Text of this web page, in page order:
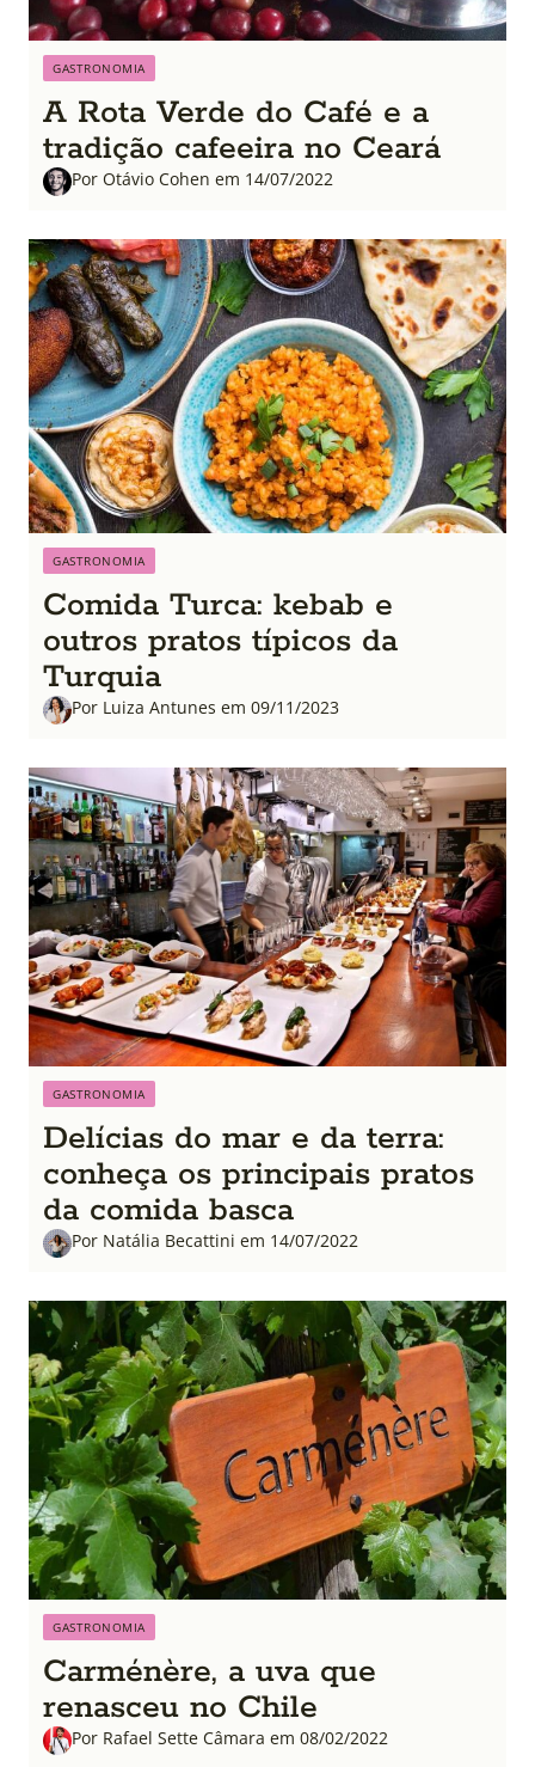
GASTRONOMIA
A Rota Verde do Café e a
tradição cafeeira no Ceará
Por Otávio Cohen em 14/07/2022
GASTRONOMIA
Comida Turca: kebab e
outros pratos típicos da
Turquia
Por Luiza Antunes em 09/11/2023
GASTRONOMIA
Delícias do mar e da terra:
conheça os principais pratos
da comida basca
Por Natália Becattini em 14/07/2022
GASTRONOMIA
Carménère, a uva que
renasceu no Chile
Por Rafael Sette Câmara em 08/02/2022